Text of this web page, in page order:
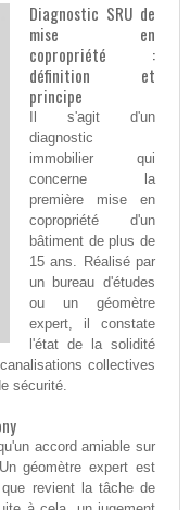
Diagnostic SRU de
mise en
copropriété :
définition et
principe
Il s'agit d'un
diagnostic
immobilier qui
concerne la
première mise en
copropriété d'un
bâtiment de plus de
15 ans. Réalisé par
un bureau d'études
ou un géomètre
expert, il constate
l'état de la solidité
collectives
sécurité.
accord amiable sur
géomètre expert est
revient la tâche de